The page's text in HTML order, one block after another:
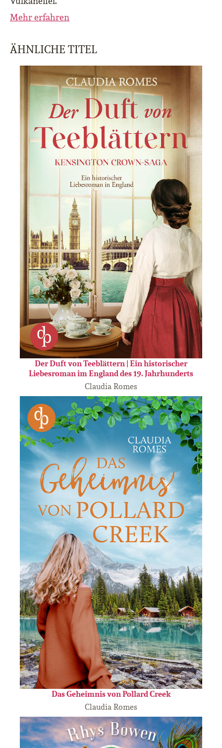
Mehr erfahren
ÄHNLICHE TITEL
Der Duft von Teeblättern | Ein historischer
Liebesroman im England des 19. Jahrhunderts
Claudia Romes
Das Geheimnis von Pollard Creek
Claudia Romes